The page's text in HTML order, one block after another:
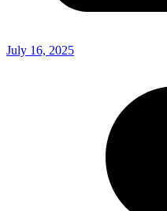
July 16, 2025